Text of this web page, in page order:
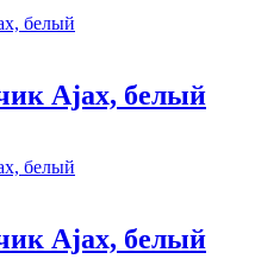
Ajax, белый
Ajax, белый